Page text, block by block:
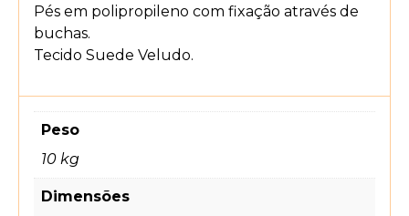
Pés em polipropileno com fixação através de
buchas.
Tecido Suede Veludo.
Peso
10 kg
Dimensões